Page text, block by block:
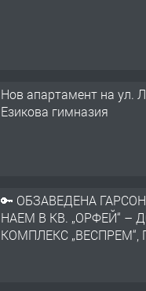
Нов апартамент на ул.
Езикова гимназия
🔑 ОБЗАВЕДЕНА
НАЕМ В КВ. „ОРФЕЙ“ –
КОМПЛЕКС „ВЕСПРЕМ“,